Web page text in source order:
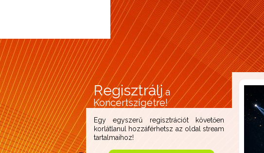
Regisztrálja
Koncertszigetre!
Egy egyszerű regisztrációt követően
korlátlanul hozzáférhetsz az oldal stream
tartalmaihoz!